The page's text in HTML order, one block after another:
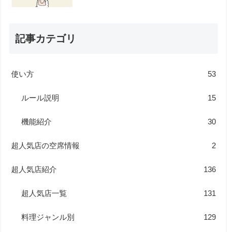
記事カテゴリ
使い方 53
ルール説明 15
機能紹介 30
超人気店の空席情報 2
超人気店紹介 136
超人気店一覧 131
料理ジャンル別 129